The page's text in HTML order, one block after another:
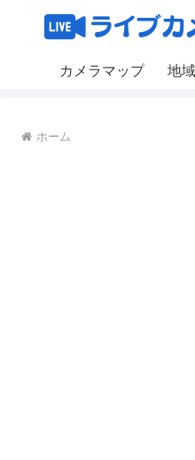
カメラマップ 地域
ホーム